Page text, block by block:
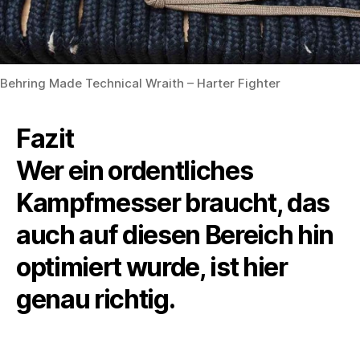
Behring Made Technical Wraith – Harter Fighter
Fazit
Wer ein ordentliches
Kampfmesser braucht, das
auch auf diesen Bereich hin
optimiert wurde, ist hier
genau richtig.